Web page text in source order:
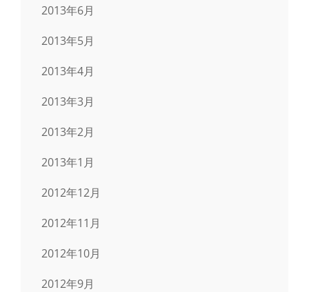
2013年6月
2013年5月
2013年4月
2013年3月
2013年2月
2013年1月
2012年12月
2012年11月
2012年10月
2012年9月